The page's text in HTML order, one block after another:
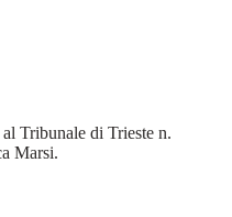
Tribunale di Trieste n.
Marsi.